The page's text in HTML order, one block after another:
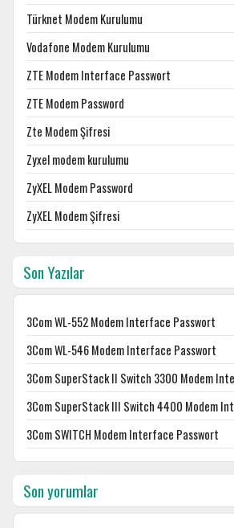
Türknet Modem Kurulumu
Vodafone Modem Kurulumu
ZTE Modem Interface Passwort
ZTE Modem Password
Zte Modem Şifresi
Zyxel modem kurulumu
ZyXEL Modem Password
ZyXEL Modem Şifresi
Son Yazılar
3Com WL-552 Modem Interface Passwort
3Com WL-546 Modem Interface Passwort
3Com SuperStack II Switch 3300 Modem
3Com SuperStack III Switch 4400 Modem
3Com SWITCH Modem Interface Passwort
Son yorumlar